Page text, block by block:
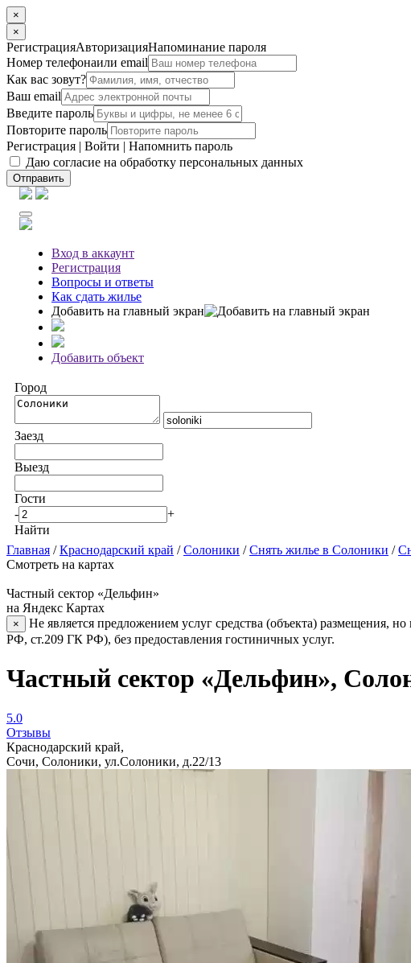
×
×
РегистрацияАвторизацияНапоминание пароля
Номер телефонаили email
Как вас зовут?
Ваш email
Введите пароль
Повторите пароль
Регистрация | Войти | Напомнить пароль
Даю согласие на обработку персональных данных
Отправить
Вход в аккаунт
Регистрация
Вопросы и ответы
Как сдать жилье
Добавить на главный экран
Добавить объект
Город
Заезд
Выезд
Гости
-
+
Найти
Главная /Краснодарский край /Солоники /Снять жилье в Солоники /
Смотреть на картах
Частный сектор «Дельфин»
на Яндекс Картах
×
Не является предложением услуг средства (объекта) размещения,
РФ, ст.209 ГК РФ), без предоставления гостиничных услуг.
Частный сектор «Дельфин»,
5.0
Отзывы
Краснодарский край,
Сочи, Солоники, ул.Солоники, д.22/13